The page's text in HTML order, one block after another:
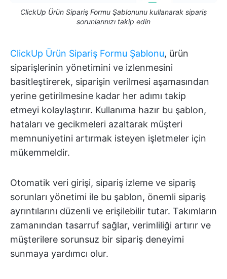
ClickUp Ürün Sipariş Formu Şablonunu kullanarak sipariş
sorunlarınızı takip edin
ClickUp Ürün Sipariş Formu Şablonu, ürün
siparişlerinin yönetimini ve izlenmesini
basitleştirerek, siparişin verilmesi aşamasından
yerine getirilmesine kadar her adımı takip
etmeyi kolaylaştırır. Kullanıma hazır bu şablon,
hataları ve gecikmeleri azaltarak müşteri
memnuniyetini artırmak isteyen işletmeler için
mükemmeldir.
Otomatik veri girişi, sipariş izleme ve sipariş
sorunları yönetimi ile bu şablon, önemli sipariş
ayrıntılarını düzenli ve erişilebilir tutar. Takımların
zamanından tasarruf sağlar, verimliliği artırır ve
müşterilere sorunsuz bir sipariş deneyimi
sunmaya yardımcı olur.